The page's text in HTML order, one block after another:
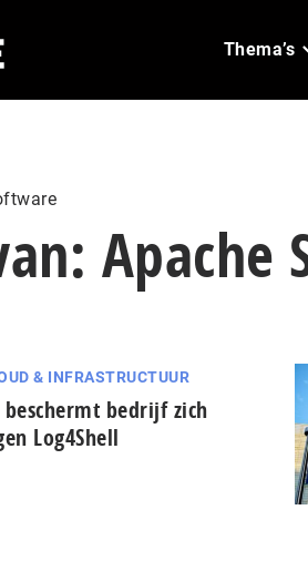
Thema’s
Apache
& INFRASTRUCTUUR
beschermt bedrijf zich
Log4Shell